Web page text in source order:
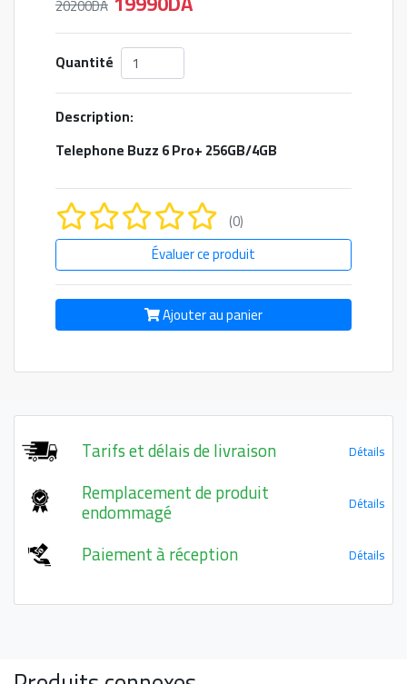
20200DA
Quantité
Description:
Telephone Buzz 6 Pro+ 256GB/4GB
(0)
Évaluer ce produit
Ajouter au panier
Tarifs et délais de livraison Détails
Remplacement de produit
endommagé Détails
Paiement à réception Détails